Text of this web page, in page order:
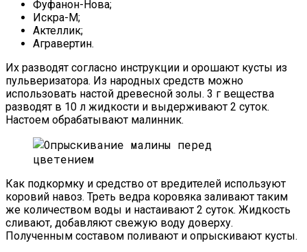
Фуфанон-Нова;
Искра-М;
Актеллик;
Агравертин.
Их разводят согласно инструкции и орошают кусты из
пульверизатора. Из народных средств можно
использовать настой древесной золы. 3 г вещества
разводят в 10 л жидкости и выдерживают 2 суток.
Настоем обрабатывают малинник.
Как подкормку и средство от вредителей используют
коровий навоз. Треть ведра коровяка заливают таким
же количеством воды и настаивают 2 суток. Жидкость
сливают, добавляют свежую воду доверху.
Полученным составом поливают и опрыскивают кусты.